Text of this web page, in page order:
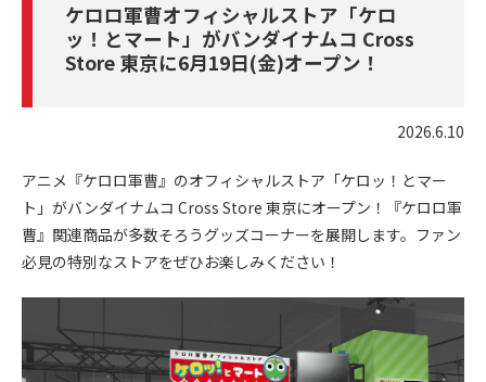
ケロロ軍曹オフィシャルストア「ケロ
ッ！とマート」がバンダイナムコ Cross
Store 東京に6月19日(金)オープン！
2026.6.10
アニメ『ケロロ軍曹』のオフィシャルストア「ケロッ！とマー
ト」がバンダイナムコ Cross Store 東京にオープン！『ケロロ軍
曹』関連商品が多数そろうグッズコーナーを展開します。ファン
必見の特別なストアをぜひお楽しみください！